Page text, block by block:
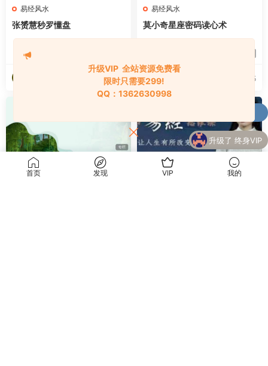
易经风水
张赟慧秒罗懂‬盘
2024-09-15
易经风水
莫小奇星座密码读心术
海淘资源网 2024-09-15
易经风水
首页 发现 VIP 我的
升级VIP 全站资源免费看
限时只需要299!
QQ：1362630998
了
（指标+日报+小班课）
升级了 终身VIP
升级了 终身VIP